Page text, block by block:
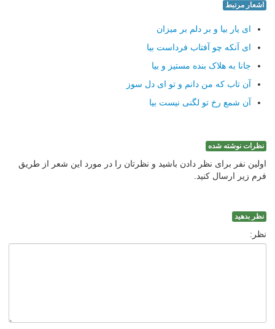
اشعار مرتبط
ای یار بیا و بر دلم بر میزان
ای آنکه چو آفتاب فرداست بیا
جانا به هلاک بنده مستیز و بیا
آن تاب که من دانم و تو ای دل سوز
آن شمع رخ تو لگنی نیست بیا
نظرات نوشته شده
اولین نفر برای نظر دادن باشید و نظرتان را در مورد این شعر از طریق
فرم زیر ارسال کنید.
نظر بدهید
نظر: